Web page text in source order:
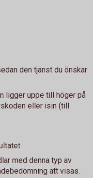
den tjänst du önskar
ligger uppe till höger på
eller isin (till
med denna typ av
att visas.